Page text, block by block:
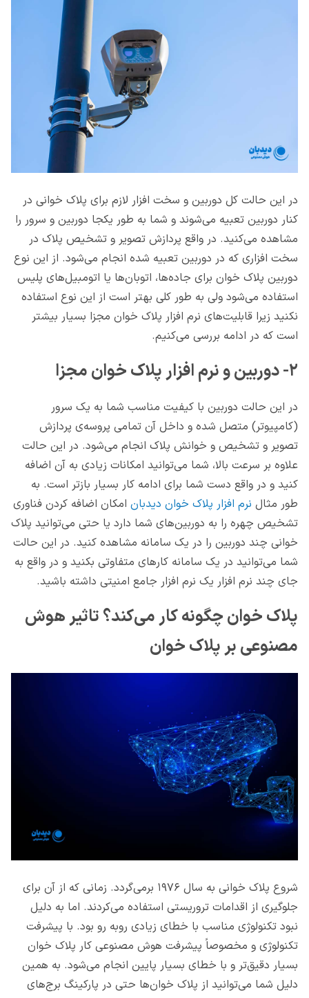
در این حالت کل دوربین و سخت افزار لازم برای پلاک خوانی در
کنار دوربین تعبیه می‌شوند و شما به طور یکجا دوربین و سرور را
مشاهده می‌کنید. در واقع پردازش تصویر و تشخیص پلاک در
سخت افزاری که در دوربین تعبیه شده انجام می‌شود. از این نوع
دوربین پلاک خوان برای جاده‌ها، اتوبان‌ها یا اتومبیل‌های پلیس
استفاده می‌شود ولی به طور کلی بهتر است از این نوع استفاده
نکنید زیرا قابلیت‌های نرم افزار پلاک خوان مجزا بسیار بیشتر
است که در ادامه بررسی می‌کنیم.
۲- دوربین و نرم افزار پلاک خوان مجزا
در این حالت دوربین با کیفیت مناسب شما به یک سرور
(کامپیوتر) متصل شده و داخل آن تمامی پروسه‌ی پردازش
تصویر و تشخیص و خوانش پلاک انجام می‌شود. در این حالت
علاوه بر سرعت بالا، شما می‌توانید امکانات زیادی به آن اضافه
کنید و در واقع دست شما برای ادامه کار بسیار بازتر است. به
طور مثال نرم افزار پلاک خوان دیدبان امکان اضافه کردن فناوری
تشخیص چهره را به دوربین‌های شما دارد یا حتی می‌توانید پلاک
خوانی چند دوربین را در یک سامانه مشاهده کنید. در این حالت
شما می‌توانید در یک سامانه کارهای متفاوتی بکنید و در واقع به
جای چند نرم افزار یک نرم افزار جامع امنیتی داشته باشید.
پلاک خوان چگونه کار می‌کند؟ تاثیر هوش
مصنوعی بر پلاک خوان
شروع پلاک خوانی به سال ۱۹۷۶ برمی‌گردد. زمانی که از آن برای
جلوگیری از اقدامات تروریستی استفاده می‌کردند. اما به دلیل
نبود تکنولوژی مناسب با خطای زیادی روبه رو بود. با پیشرفت
تکنولوژی و مخصوصاً پیشرفت هوش مصنوعی کار پلاک خوان
بسیار دقیق‌تر و با خطای بسیار پایین انجام می‌شود. به همین
دلیل شما می‌توانید از پلاک خوان‌ها حتی در پارکینگ برج‌های